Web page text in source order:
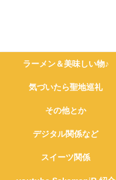
ラーメン＆美味しい物♪
気づいたら聖地巡礼
その他とか
デジタル関係など
スイーツ関係